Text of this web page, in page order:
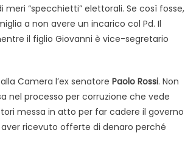
“specchietti” elettorali. Se così fosse,
a non avere un incarico col Pd. Il
il figlio Giovanni è vice-segretario
Camera l’ex senatore Paolo Rossi. Non
nel processo per corruzione che vede
messa in atto per far cadere il governo
ricevuto offerte di denaro perché